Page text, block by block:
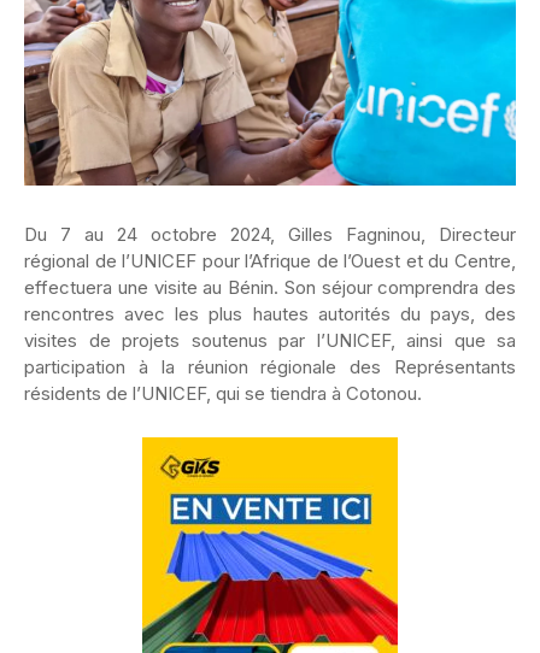
Du 7 au 24 octobre 2024, Gilles Fagninou, Directeur
régional de l’UNICEF pour l’Afrique de l’Ouest et du Centre,
effectuera une visite au Bénin. Son séjour comprendra des
rencontres avec les plus hautes autorités du pays, des
visites de projets soutenus par l’UNICEF, ainsi que sa
participation à la réunion régionale des Représentants
résidents de l’UNICEF, qui se tiendra à Cotonou.